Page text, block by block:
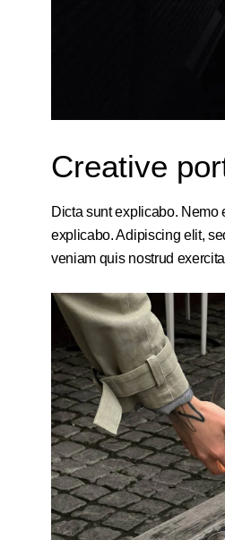
Creative
Dicta sunt explicabo. Nemo
explicabo. Adipiscing elit,
veniam quis nostrud